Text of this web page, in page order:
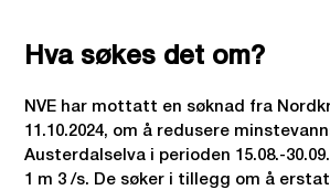
Hva søkes det om?
NVE har mottatt en søknad fra
11.10.2024, om å redusere
Austerdalselva i perioden 15.08.-
1 m 3 /s. De søker i tillegg om å